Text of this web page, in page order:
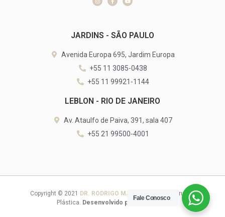
JARDINS - SÃO PAULO
Avenida Europa 695, Jardim Europa
+55 11 3085-0438
+55 11 99921-1144
LEBLON - RIO DE JANEIRO
Av. Ataulfo de Paiva, 391, sala 407
+55 21 99500-4001
Copyright © 2021 DR. RODRIGO MANGARAVITE
– Cirurgia
Plástica. Desenvolvido por:
Fale Conosco